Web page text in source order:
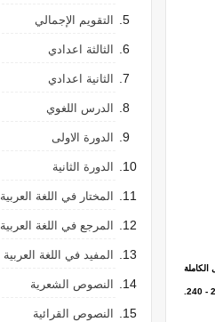
الكاملة
التقويم الإجمالي
الثالثة اعدادي
الثانية اعدادي
الدرس اللغوي
الدورة الاولى
الدورة الثانية
المختار في اللغة العربية
المرجع في اللغة العربية
المفيد في اللغة العربية
النصوص الشعرية
النصوص القرائية